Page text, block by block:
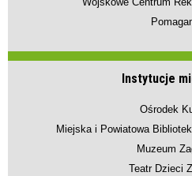
Instytucje
Ośrodek
Miejska i Powiatowa
Muzeum
Teatr Dzieci